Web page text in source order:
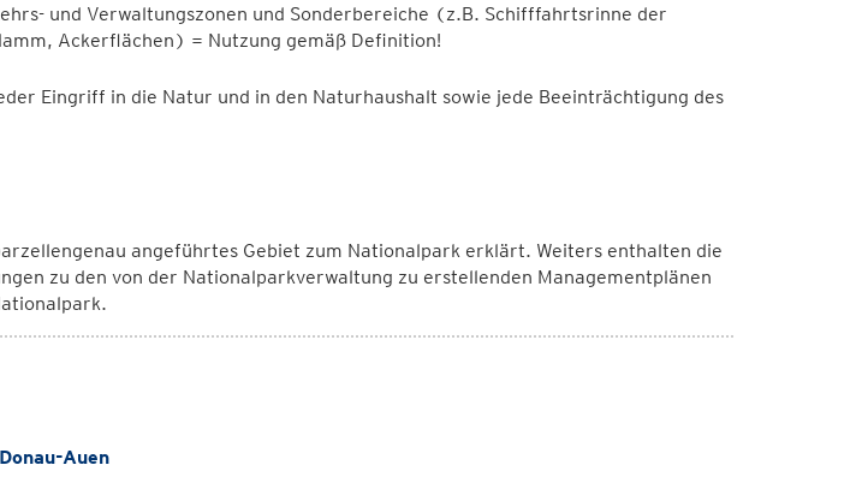
und Verwaltungszonen und Sonderbereiche (z.B. Schifffahrtsrinne der
Ackerflächen) = Nutzung gemäß Definition!
Eingriff in die Natur und in den Naturhaushalt sowie jede Beeinträchtigung des
angeführtes Gebiet zum Nationalpark erklärt. Weiters enthalten die
zu den von der Nationalparkverwaltung zu erstellenden Managementplänen
Auen